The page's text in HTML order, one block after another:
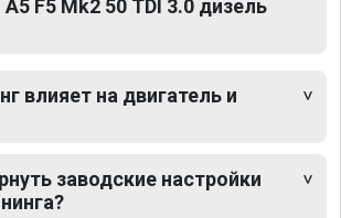
F5 Mk2 50 TDI 3.0 дизель
влияет на двигатель и
заводские настройки